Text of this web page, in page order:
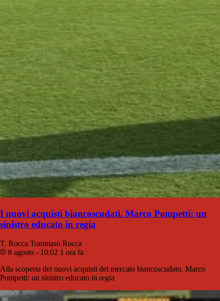
I nuovi acquisti biancoscudati. Marco Pompetti: un
sinistro educato in regia
T. Rocca Tommaso Rocca
8 agosto - 10:02 1 ora fa
Alla scoperta dei nuovi acquisti del mercato biancoscudato. Marco
Pompetti: un sinistro educato in regia